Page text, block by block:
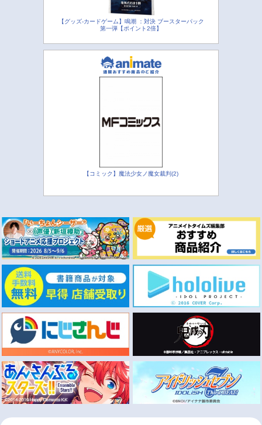
【グッズ-カードゲーム】鳴潮 ：対決 ブースターパック
第一弾【ポイント2倍】
【コミック】魔法少女ノ魔女裁判(2)